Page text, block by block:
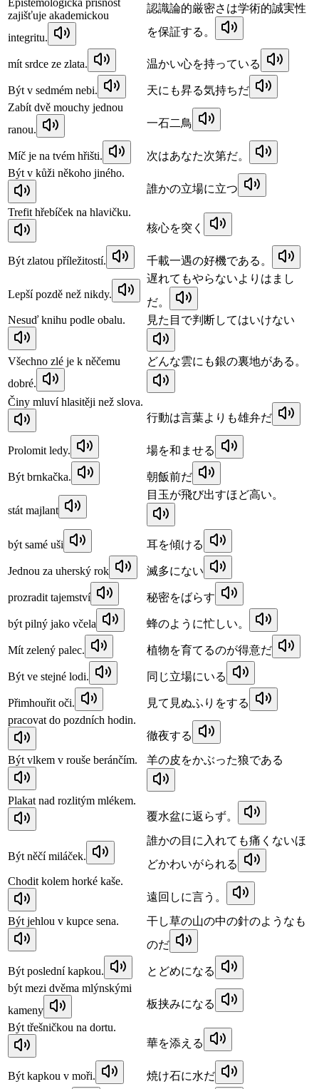
zajišťuje akademickou
integritu.
認識論的厳密さは学術的誠実性
を保証する。
mít srdce ze zlata. 温かい心を持っている
Být v sedmém nebi.
天にも昇る気持ちだ
Zabít dvě mouchy jednou
ranou.
一石二鳥
Míč je na tvém hřišti.
次はあなた次第だ。
Být v kůži někoho jiného.
誰かの立場に立つ
Trefit hřebíček na hlavičku.
核心を突く
Být zlatou příležitostí. 千載一遇の好機である。
Lepší pozdě než nikdy.
遅れてもやらないよりはまし
だ。
Nesuď knihu podle obalu.
見た目で判断してはいけない
Všechno zlé je k něčemu
dobré.
どんな雲にも銀の裏地がある。
Činy mluví hlasitěji než slova.
行動は言葉よりも雄弁だ
Prolomit ledy. 場を和ませる
Být brnkačka. 朝飯前だ
stát majlant
目玉が飛び出すほど高い。
být samé uši 耳を傾ける
Jednou za uherský rok 滅多にない
prozradit tajemství 秘密をばらす
být pilný jako včela 蜂のように忙しい。
Mít zelený palec. 植物を育てるのが得意だ
Být ve stejné lodi. 同じ立場にいる
Přimhouřit oči.
見て見ぬふりをする
pracovat do pozdních hodin.
徹夜する
Být vlkem v rouše beránčím.
羊の皮をかぶった狼である
Plakat nad rozlitým mlékem.
覆水盆に返らず。
Být něčí miláček.
誰かの目に入れても痛くないほ
どかわいがられる
Chodit kolem horké kaše.
遠回しに言う。
Být jehlou v kupce sena.
干し草の山の中の針のようなも
のだ
Být poslední kapkou.
とどめになる
být mezi dvěma mlýnskými
kameny
板挟みになる
Být třešničkou na dortu.
華を添える
Být kapkou v moři. 焼け石に水だ